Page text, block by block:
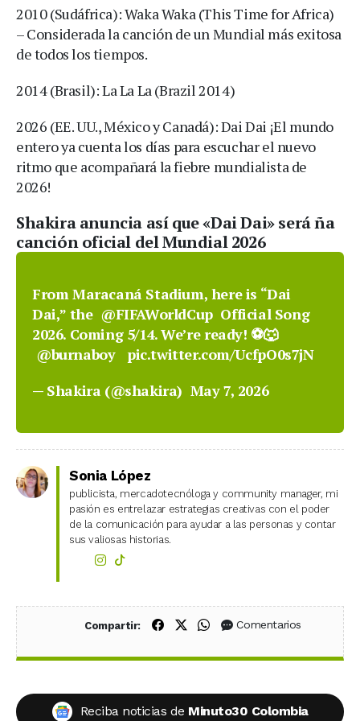
2010 (Sudáfrica): Waka Waka (This Time for Africa)
– Considerada la canción de un Mundial más exitosa
de todos los tiempos.
2014 (Brasil): La La La (Brazil 2014)
2026 (EE. UU., México y Canadá): Dai Dai ¡El mundo
entero ya cuenta los días para escuchar el nuevo
ritmo que acompañará la fiebre mundialista de
2026!
Shakira anuncia así que «Dai Dai» será ña
canción oficial del Mundial 2026
From Maracaná Stadium, here is “Dai
Dai,” the @FIFAWorldCup Official Song
2026. Coming 5/14. We’re ready! ⚽️🐺
@burnaboy
pic.twitter.com/UcfpO0s7jN
— Shakira (@shakira) May 7, 2026
Sonia López
publicista, mercadotecnóloga y community manager, mi
pasión es entrelazar estrategias creativas con el poder
de la comunicación para ayudar a las personas y contar
sus valiosas historias.
Compartir: Compartir en Facebook
Compartir en X (Twitter)
Compartir en WhatsApp
Comentarios
Reciba noticias de Minuto30 Colombia